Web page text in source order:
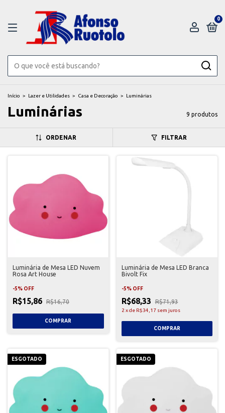
0
Início > Lazer e Utilidades > Casa e Decoração > Luminárias
Luminárias 9 produtos
ORDENAR FILTRAR
Luminária de Mesa LED Nuvem
Rosa Art House
-5% OFF
R$15,86 R$16,70
Luminária de Mesa LED Branca
Bivolt Fix
-5% OFF
R$68,33 R$71,93
2 xde R$34,17 sem juros
ESGOTADO ESGOTADO